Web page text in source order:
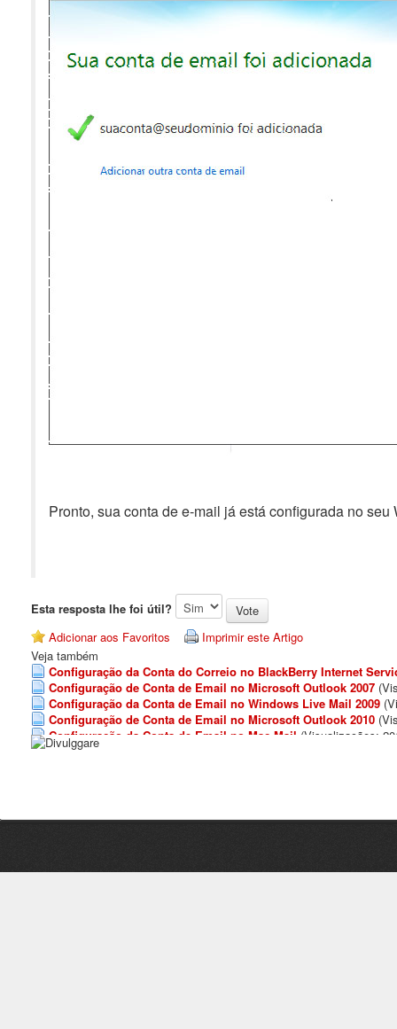
Pronto, sua conta de e-mail já está configurada no
Esta resposta lhe foi útil?
Adicionar aos Favoritos
Imprimir este Artigo
Veja também
Configuração da Conta do Correio no BlackBerry Internet
Configuração de Conta de Email no Microsoft Outlook 2007
Configuração da Conta de Email no Windows Live Mail 2009
Configuração de Conta de Email no Microsoft Outlook 2010
Configuração da Conta de Email no Mac Mail (Visualizações: